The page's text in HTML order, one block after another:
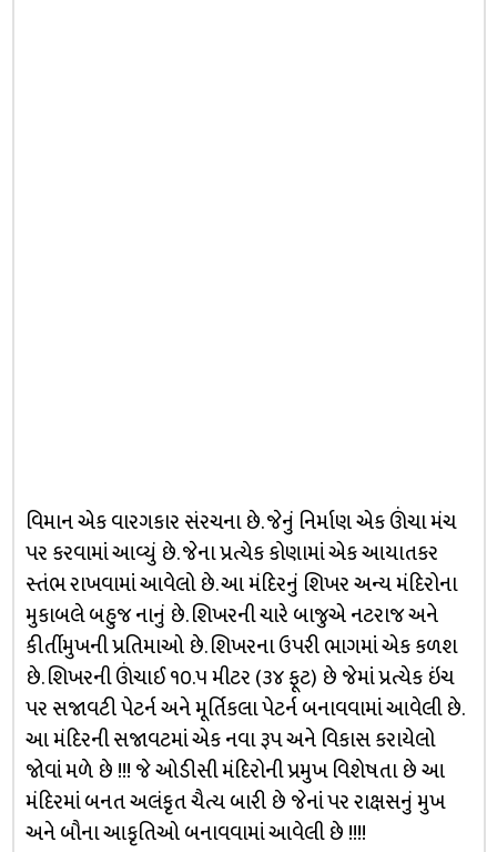
વિમાન એક વારગકાર સંરચના છે. જેનું નિર્માણ એક ઊંચા મંચ
પર કરવામાં આવ્યું છે. જેના પ્રત્યેક કોણામાં એક આયાતકર
સ્તંભ રાખવામાં આવેલો છે. આ મંદિરનું શિખર અન્ય મંદિરોના
મુકાબલે બહુજ નાનું છે. શિખરની ચારે બાજુએ નટરાજ અને
કીર્તીમુખની પ્રતિમાઓ છે. શિખરના ઉપરી ભાગમાં એક કળશ
છે. શિખરની ઊંચાઈ ૧૦.૫ મીટર (૩૪ ફૂટ) છે જેમાં પ્રત્યેક ઇંચ
પર સજાવટી પેટર્ન અને મૂર્તિકલા પેટર્ન બનાવવામાં આવેલી છે.
આ મંદિરની સજાવટમાં એક નવા રૂપ અને વિકાસ કરાયેલો
જોવાં મળે છે !!! જે ઓડીસી મંદિરોની પ્રમુખ વિશેષતા છે આ
મંદિરમાં બનત અલંકૃત ચૈત્ય બારી છે જેનાં પર રાક્ષસનું મુખ
અને બૌના આકૃતિઓ બનાવવામાં આવેલી છે !!!!